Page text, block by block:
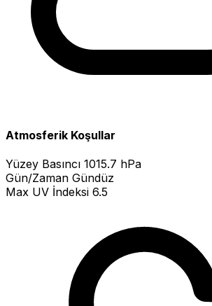
Atmosferik Koşullar
Yüzey Basıncı 1015.7 hPa
Gün/Zaman Gündüz
Max UV İndeksi 6.5